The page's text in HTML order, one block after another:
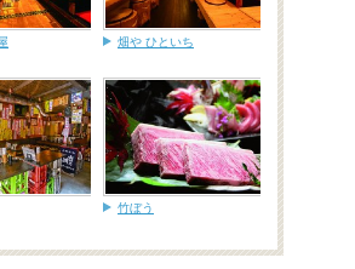
畑や ひといち
竹ぼう